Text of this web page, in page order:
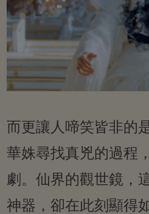
而更讓人啼笑皆非的
華姝尋找真兇的過程
劇。仙界的觀世鏡，
神器，卻在此刻顯得